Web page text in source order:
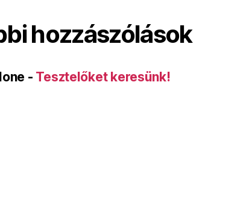
hozzászólások
- Tesztelőket keresünk!